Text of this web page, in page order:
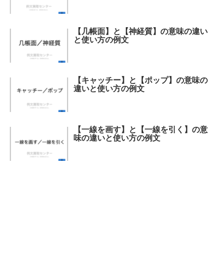
【几帳面】と【神経質】の意味の違い
と使い方の例文
【キャッチー】と【ポップ】の意味の
違いと使い方の例文
【一線を画す】と【一線を引く】の意
味の違いと使い方の例文